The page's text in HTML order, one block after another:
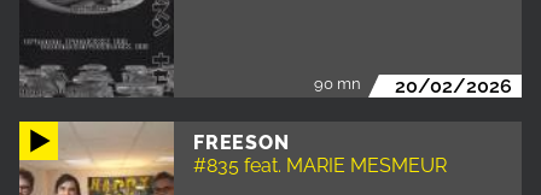
90 mn 20/02/2026
FREESON
#835 feat. MARIE MESMEUR